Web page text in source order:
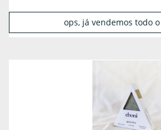
ops, já vendemos todo